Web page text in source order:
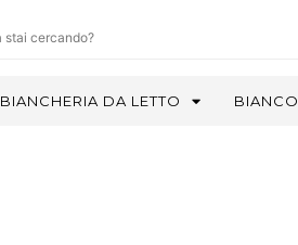
BIANCHERIA DA LETTO BIANCO